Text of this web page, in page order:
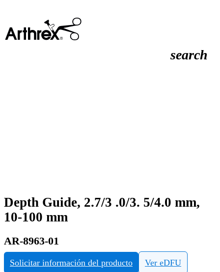
search
Depth Guide, 2.7/3 .0/3. 5/4.0 mm,
10-100 mm
AR-8963-01
Solicitar información del producto Ver eDFU